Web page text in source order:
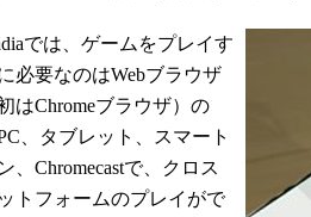
では、ゲームをプレイす
必要なのはWebブラウザ
初はChromeブラウザ）の
、タブレット、スマート
、Chromecastで、クロス
トフォームのプレイがで